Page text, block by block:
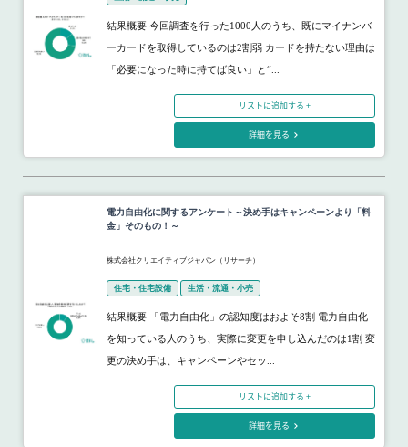
結果概要 今回調査を行った1000人のうち、既にマイナンバ
ーカードを取得しているのは2割弱 カードを持たない理由は
「必要になった時に持てば良い」と“...
リストに追加する +
詳細を見る
電力自由化に関するアンケート～決め手はキャンペーンより「料
金」そのもの！～
株式会社クリエイティブジャパン（リサーチ）
住宅・住宅設備 生活・流通・小売
結果概要 「電力自由化」の認知度はおよそ8割 電力自由化
を知っている人のうち、実際に変更を申し込んだのは1割 変
更の決め手は、キャンペーンやセッ...
リストに追加する +
詳細を見る